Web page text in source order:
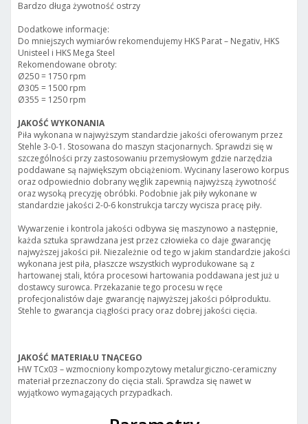
Bardzo długa żywotność ostrzy
Dodatkowe informacje:
Do mniejszych wymiarów rekomendujemy HKS Parat – Negativ, HKS
Unisteel i HKS Mega Steel
Rekomendowane obroty:
Ø250 = 1750 rpm
Ø305 = 1500 rpm
Ø355 = 1250 rpm
JAKOŚĆ WYKONANIA
Piła wykonana w najwyższym standardzie jakości oferowanym przez
Stehle 3-0-1. Stosowana do maszyn stacjonarnych. Sprawdzi się w
szczególności przy zastosowaniu przemysłowym gdzie narzędzia
poddawane są największym obciążeniom. Wycinany laserowo korpus
oraz odpowiednio dobrany węglik zapewnią najwyższą żywotność
oraz wysoką precyzję obróbki. Podobnie jak piły wykonane w
standardzie jakości 2-0-6 konstrukcja tarczy wycisza pracę piły.
Wywarzenie i kontrola jakości odbywa się maszynowo a następnie,
każda sztuka sprawdzana jest przez człowieka co daje gwarancję
najwyższej jakości pił. Niezależnie od tego w jakim standardzie jakości
wykonana jest piła, płaszcze wszystkich wyprodukowane są z
hartowanej stali, która procesowi hartowania poddawana jest już u
dostawcy surowca. Przekazanie tego procesu w ręce
profecjonalistów daje gwarancję najwyższej jakości półproduktu.
Stehle to gwarancja ciągłości pracy oraz dobrej jakości cięcia.
JAKOŚĆ MATERIAŁU TNĄCEGO
HW TCx03 – wzmocniony kompozytowy metalurgiczno-ceramiczny
materiał przeznaczony do cięcia stali. Sprawdza się nawet w
wyjątkowo wymagających przypadkach.